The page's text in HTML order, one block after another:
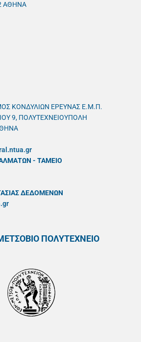
ΑΘΗΝΑ
ΚΟΝΔΥΛΙΩΝ ΕΡΕΥΝΑΣ Ε.Μ.Π.
9, ΠΟΛΥΤΕΧΝΕΙΟΥΠΟΛΗ
- ΤΑΜΕΙΟ
ΔΕΔΟΜΕΝΩΝ
ΠΟΛΥΤΕΧΝΕΙΟ